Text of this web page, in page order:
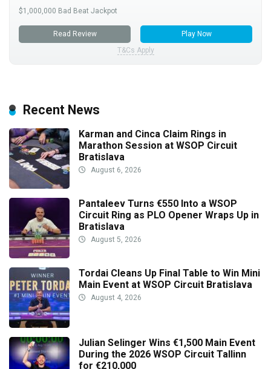
$1,000,000 Bad Beat Jackpot
Read Review
Play Now
T&Cs Apply
Recent News
Karman and Cinca Claim Rings in
Marathon Session at WSOP Circuit
Bratislava
August 6, 2026
Pantaleev Turns €550 Into a WSOP
Circuit Ring as PLO Opener Wraps Up in
Bratislava
August 5, 2026
Tordai Cleans Up Final Table to Win Mini
Main Event at WSOP Circuit Bratislava
August 4, 2026
Julian Selinger Wins €1,500 Main Event
During the 2026 WSOP Circuit Tallinn
for €210,000